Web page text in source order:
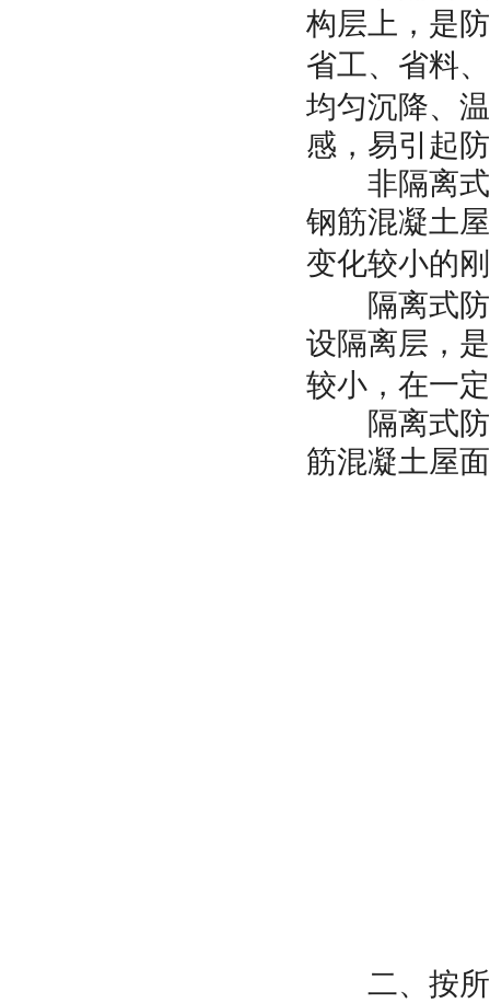
构层上，是
省工、省料
均匀沉降、
感，易引起
非隔离式
钢筋混凝土
变化较小的
隔离式防
设隔离层，
较小，在一
隔离式防
筋混凝土屋
二、按所